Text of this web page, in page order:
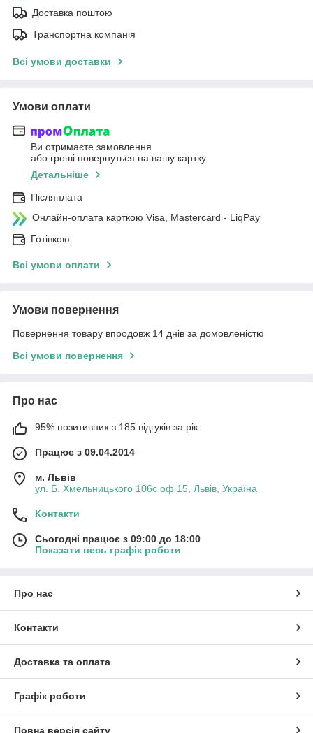
Доставка поштою
Транспортна компанія
Всі умови доставки
Умови оплати
Ви отримаєте замовлення
або гроші повернуться на вашу картку
Детальніше
Післяплата
Онлайн-оплата карткою Visa, Mastercard - LiqPay
Готівкою
Всі умови оплати
Умови повернення
Повернення товару впродовж 14 днів за домовленістю
Всі умови повернення
Про нас
95% позитивних з 185 відгуків за рік
Працює з 09.04.2014
м. Львів
ул. Б. Хмельницького 106с оф 15, Львів, Україна
Контакти
Сьогодні працює з 09:00 до 18:00
Показати весь графік роботи
Про нас
Контакти
Доставка та оплата
Графік роботи
Повна версія сайту